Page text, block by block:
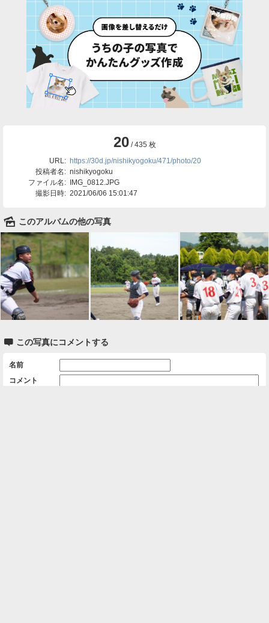
20 / 435 枚
URL: https://30d.jp/nishikyogoku/471/photo/20
投稿者名: nishikyogoku
ファイル名: IMG_0812.JPG
撮影日時: 2021/06/06 15:01:47
🌄 このアルバムの他の写真
 この写真にコメントする
名前
コメント